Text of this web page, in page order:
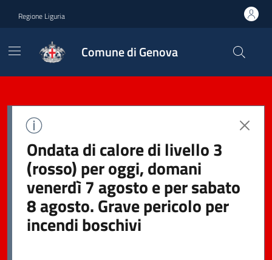
Regione Liguria
Comune di Genova
Ondata di calore di livello 3
(rosso) per oggi, domani
venerdì 7 agosto e per sabato
8 agosto. Grave pericolo per
incendi boschivi